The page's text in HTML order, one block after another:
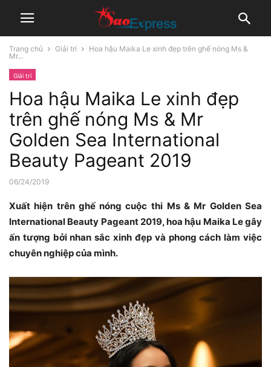
Trang chủ Giải trí
Hoa hậu Maika Le xinh đẹp trên ghế nóng Ms &
Mr...
Giải trí
Hoa hậu Maika Le xinh đẹp
trên ghế nóng Ms & Mr
Golden Sea International
Beauty Pageant 2019
06/24/2019
Xuất hiện trên ghế nóng cuộc thi Ms & Mr Golden Sea
International Beauty Pageant 2019, hoa hậu Maika Le gây
ấn tượng bởi nhan sắc xinh đẹp và phong cách làm việc
chuyên nghiệp của mình.